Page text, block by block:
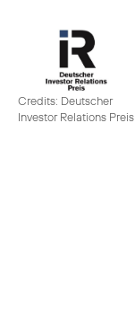
Credits: Deutscher
Investor Relations Preis